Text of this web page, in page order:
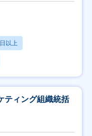
以上
ティング組織統括